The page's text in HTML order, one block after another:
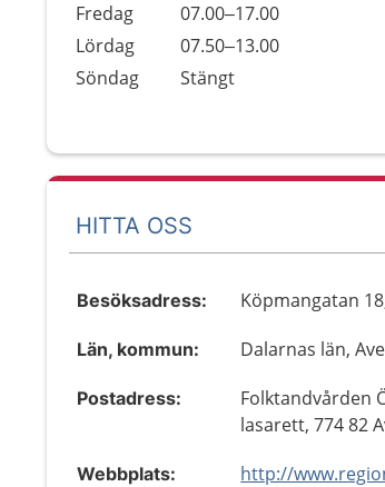
Fredag
07.00–17.00
Lördag
07.50–13.00
Söndag
Stängt
HITTA OSS
Besöksadress: Köpmangatan
Län, kommun: Dalarnas län,
Postadress:
Folktandvården
lasarett, 774 82
Webbplats: http://